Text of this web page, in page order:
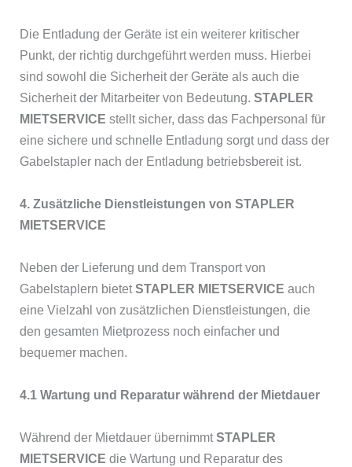
Die Entladung der Geräte ist ein weiterer kritischer
Punkt, der richtig durchgeführt werden muss. Hierbei
sind sowohl die Sicherheit der Geräte als auch die
Sicherheit der Mitarbeiter von Bedeutung. STAPLER
MIETSERVICE stellt sicher, dass das Fachpersonal für
eine sichere und schnelle Entladung sorgt und dass der
Gabelstapler nach der Entladung betriebsbereit ist.
4. Zusätzliche Dienstleistungen von STAPLER
MIETSERVICE
Neben der Lieferung und dem Transport von
Gabelstaplern bietetSTAPLER MIETSERVICE auch
eine Vielzahl von zusätzlichen Dienstleistungen, die
den gesamten Mietprozess noch einfacher und
bequemer machen.
4.1 Wartung und Reparatur während der Mietdauer
Während der Mietdauer übernimmtSTAPLER
MIETSERVICE die Wartung und Reparatur des